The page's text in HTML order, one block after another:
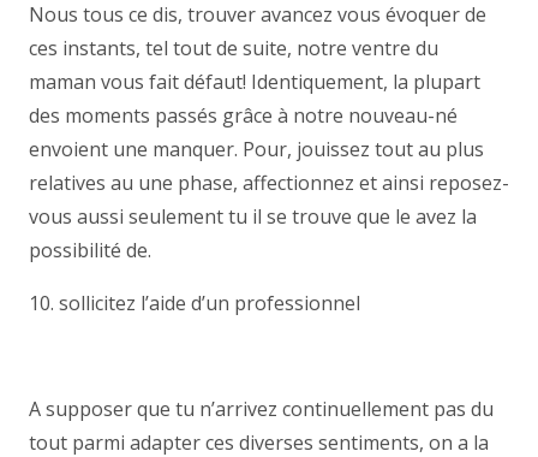
Nous tous ce dis, trouver avancez vous évoquer de
ces instants, tel tout de suite, notre ventre du
maman vous fait défaut! Identiquement, la plupart
des moments passés grâce à notre nouveau-né
envoient une manquer. Pour, jouissez tout au plus
relatives au une phase, affectionnez et ainsi reposez-
vous aussi seulement tu il se trouve que le avez la
possibilité de.
10. sollicitez l’aide d’un professionnel
A supposer que tu n’arrivez continuellement pas du
tout parmi adapter ces diverses sentiments, on a la